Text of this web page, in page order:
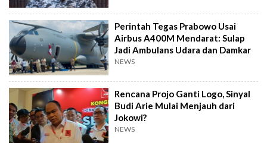
Perintah Tegas Prabowo Usai
Airbus A400M Mendarat: Sulap
Jadi Ambulans Udara dan Damkar
NEWS
Rencana Projo Ganti Logo, Sinyal
Budi Arie Mulai Menjauh dari
Jokowi?
NEWS